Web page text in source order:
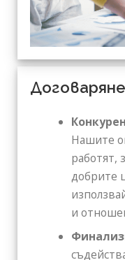
Нашите
работят,
добрите
и